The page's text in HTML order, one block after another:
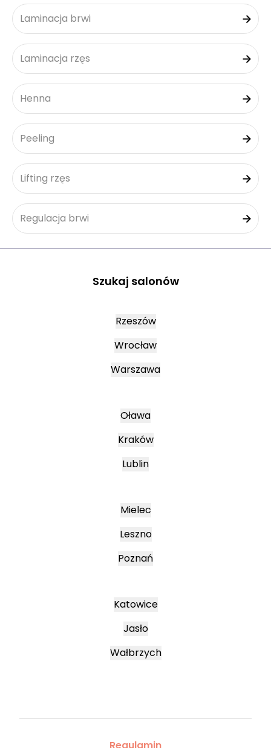
Laminacja brwi
Laminacja rzęs
Henna
Peeling
Lifting rzęs
Regulacja brwi
Szukaj salonów
Rzeszów
Wrocław
Warszawa
Oława
Kraków
Lublin
Mielec
Leszno
Poznań
Katowice
Jasło
Wałbrzych